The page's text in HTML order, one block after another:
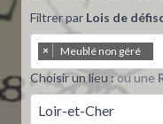
Filtrer par Lois de
× Meublé non géré
Choisir un lieu :ou une
Loir-et-Cher